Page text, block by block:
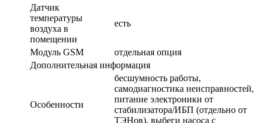
Датчик
температуры
воздуха в
помещении
есть
Модуль GSM
отдельная опция
Дополнительная информация
Особенности
бесшумность работы,
самодиагностика неисправностей,
питание электроники от
стабилизатора/ИБП (отдельно от
ТЭНов), выбеги насоса с